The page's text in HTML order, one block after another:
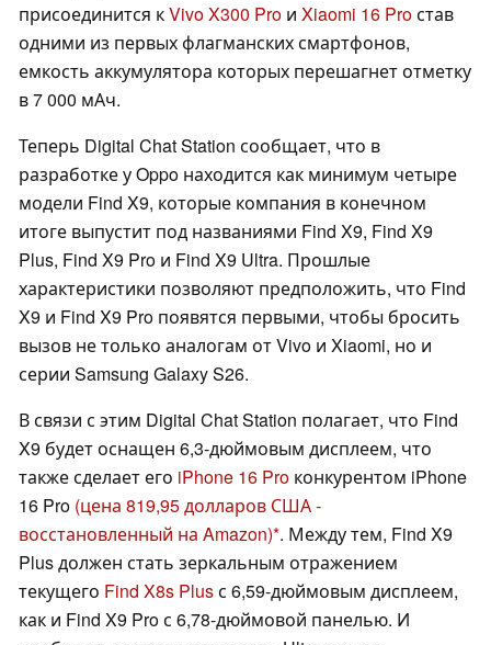
присоединится кVivo X300 Pro и Xiaomi 16 Proстав
одними из первых флагманских смартфонов,
емкость аккумулятора которых перешагнет отметку
в 7 000 мАч.
Теперь Digital Chat Station сообщает, что в
разработке у Oppo находится как минимум четыре
модели Find X9, которые компания в конечном
итоге выпустит под названиями Find X9, Find X9
Plus, Find X9 Pro и Find X9 Ultra. Прошлые
характеристики позволяют предположить, что Find
X9 и Find X9 Pro появятся первыми, чтобы бросить
вызов не только аналогам от Vivo и Xiaomi, но и
серии Samsung Galaxy S26.
В связи с этим Digital Chat Station полагает, что Find
X9 будет оснащен 6,3-дюймовым дисплеем, что
также сделает его iPhone 16 Pro конкурентом iPhone
16 Pro (цена 819,95 долларов США -
восстановленный на Amazon) . Между тем, Find X9
Plus должен стать зеркальным отражением
текущего Find X8s Plusс 6,59-дюймовым дисплеем,
как и Find X9 Pro с 6,78-дюймовой панелью. И